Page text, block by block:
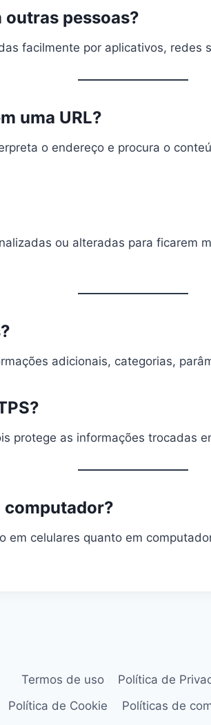
pessoas?
facilmente por aplicativos, redes
uma URL?
o endereço e procura o
ou alteradas para ficarem
adicionais, categorias,
protege as informações trocadas
computador?
em celulares quanto em
Termos de uso
Política de
Política de Cookie
Políticas de